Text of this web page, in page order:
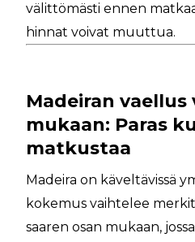
välittömästi ennen
hinnat voivat muuttua.
Madeiran vaellus
mukaan: Paras
matkustaa
Madeira on käveltävissä
kokemus vaihtelee
saaren osan mukaan,